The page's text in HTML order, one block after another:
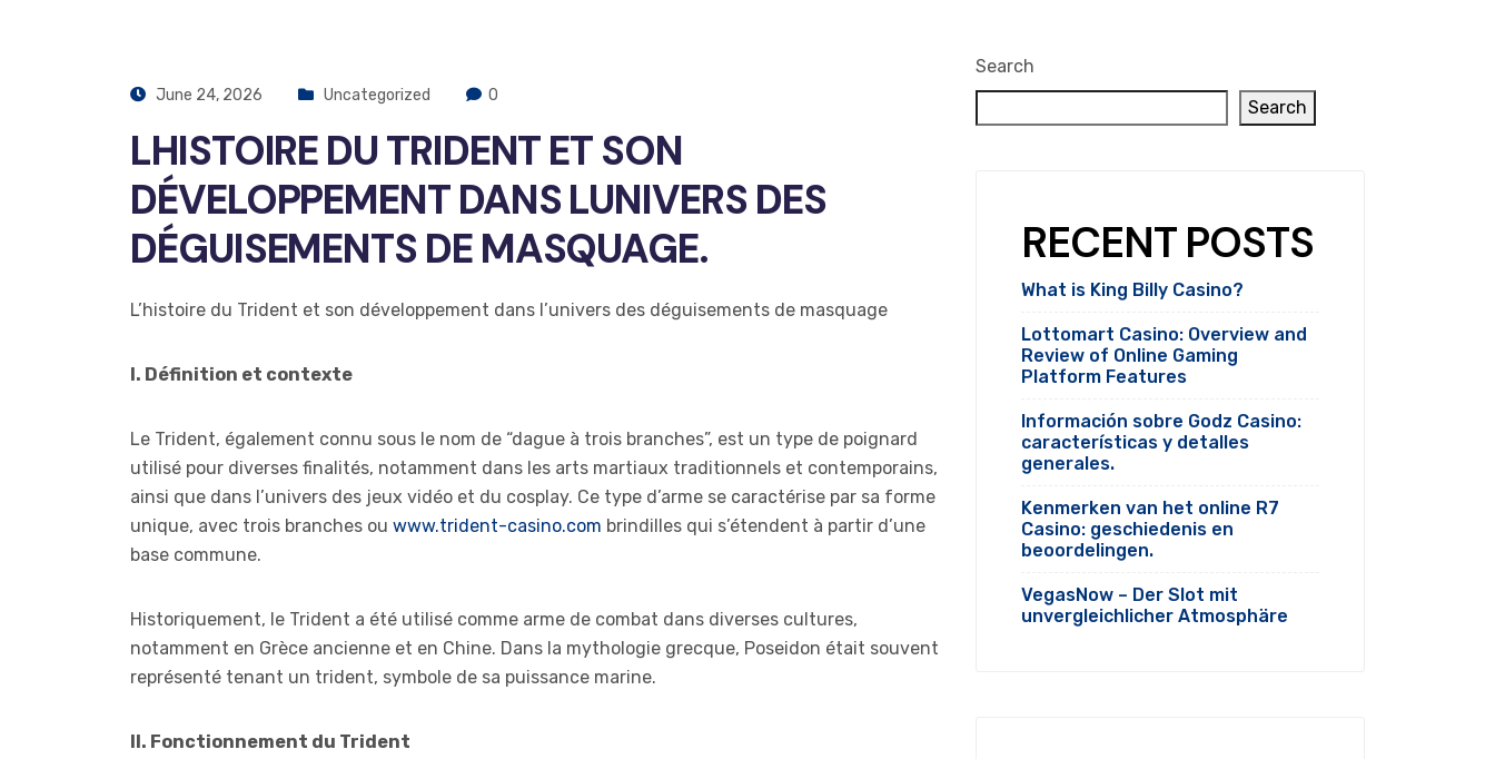
June 24, 2026 Uncategorized 0
LHISTOIRE DU TRIDENT ET SON
DÉVELOPPEMENT DANS LUNIVERS DES
DÉGUISEMENTS DE MASQUAGE.
L’histoire du Trident et son développement dans l’univers des déguisements de masquage
I. Définition et contexte
Le Trident, également connu sous le nom de “dague à trois branches”, est un type de poignard
utilisé pour diverses finalités, notamment dans les arts martiaux traditionnels et contemporains,
ainsi que dans l’univers des jeux vidéo et du cosplay. Ce type d’arme se caractérise par sa forme
unique, avec trois branches ou www.trident-casino.com brindilles qui s’étendent à partir d’une
base commune.
Historiquement, le Trident a été utilisé comme arme de combat dans diverses cultures,
notamment en Grèce ancienne et en Chine. Dans la mythologie grecque, Poseidon était souvent
représenté tenant un trident, symbole de sa puissance marine.
II. Fonctionnement du Trident
Search
Search
RECENT POSTS
What is King Billy Casino?
Lottomart Casino: Overview and
Review of Online Gaming
Platform Features
Información sobre Godz Casino:
características y detalles
generales.
Kenmerken van het online R7
Casino: geschiedenis en
beoordelingen.
VegasNow – Der Slot mit
unvergleichlicher Atmosphäre